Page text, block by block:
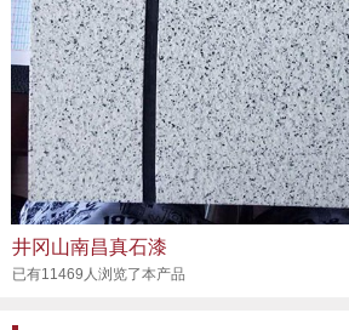
井冈山南昌真石漆
已有11469人浏览了本产品